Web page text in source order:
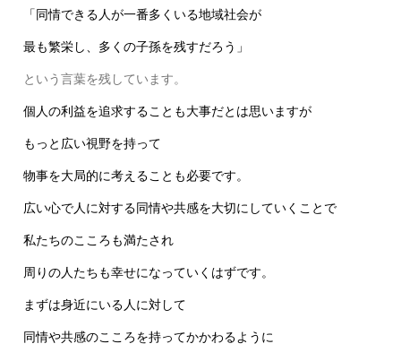
「同情できる人が一番多くいる地域社会が
最も繁栄し、多くの子孫を残すだろう」
という言葉を残しています。
個人の利益を追求することも大事だとは思いますが
もっと広い視野を持って
物事を大局的に考えることも必要です。
広い心で人に対する同情や共感を大切にしていくことで
私たちのこころも満たされ
周りの人たちも幸せになっていくはずです。
まずは身近にいる人に対して
同情や共感のこころを持ってかかわるように